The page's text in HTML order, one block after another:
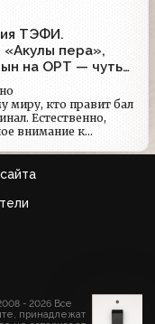
которая сумела
Она,
озвучила имена
директоров
были скрыты от
ТЭФИ.
пера»,
на ОРТ — чуть
миру, кто правит бал
Естественно,
внимание к
(в том числе и
забыли об этом
сообщество не
- 2026 Все
принадлежат